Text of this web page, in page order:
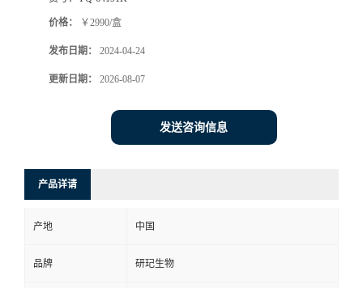
价格： ￥2990/盒
发布日期： 2024-04-24
更新日期： 2026-08-07
发送咨询信息
产品详请
产地 中国
品牌 研玘生物